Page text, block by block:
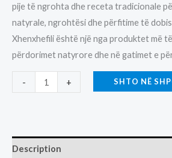
pije të ngrohta dhe receta tradicionale
natyrale, ngrohtësi dhe përfitime të
Xhenxhefili është një nga produktet më
përdorimet natyrore dhe në gatimet e
-
PLUHUR
XHENXHEFILI-
quantity
+ SHTO NË
Description